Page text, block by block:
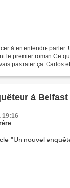
à en entendre parler.
le premier roman Ce
pas rater ça. Carlos
à Belfast
19:16